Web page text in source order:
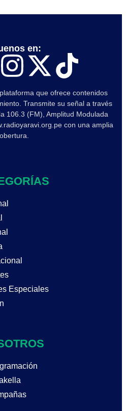
que ofrece contenidos
Transmite su señal a través
106.3 (FM), Amplitud Modulada
con una amplia
en:
Especiales